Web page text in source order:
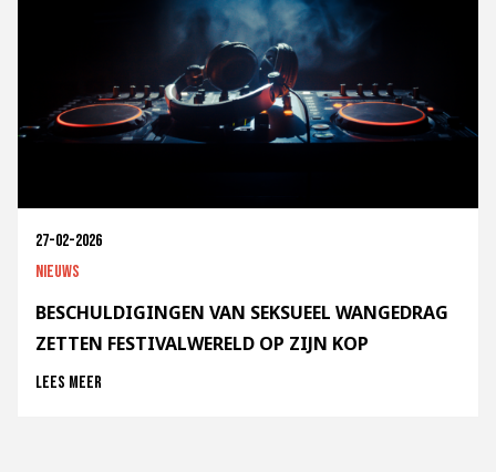
27-02-2026
Nieuws
BESCHULDIGINGEN VAN SEKSUEEL WANGEDRAG
ZETTEN FESTIVALWERELD OP ZIJN KOP
Lees meer